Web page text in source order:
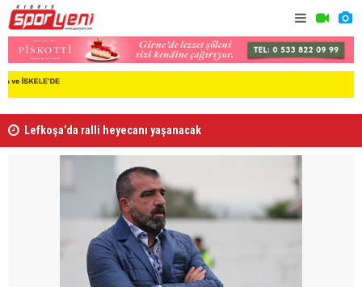
Lefkoşa’da ralli heyecanı yaşanacak